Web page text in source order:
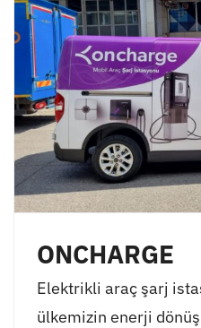
ONCHARGE
Elektrikli araç şarj
ülkemizin enerji